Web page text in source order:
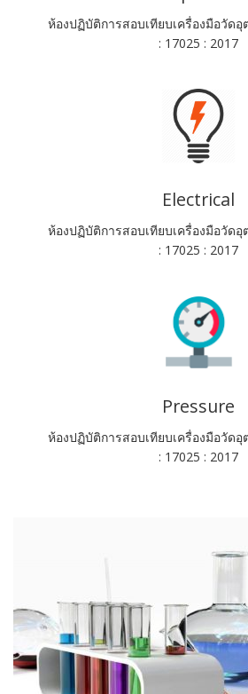
ห้องปฏิบัติการสอบเทียบเครื่องมือวัดอุ
: 17025 : 2017
Electrical
ห้องปฏิบัติการสอบเทียบเครื่องมือวัดอุ
: 17025 : 2017
Pressure
ห้องปฏิบัติการสอบเทียบเครื่องมือวัดอุ
: 17025 : 2017